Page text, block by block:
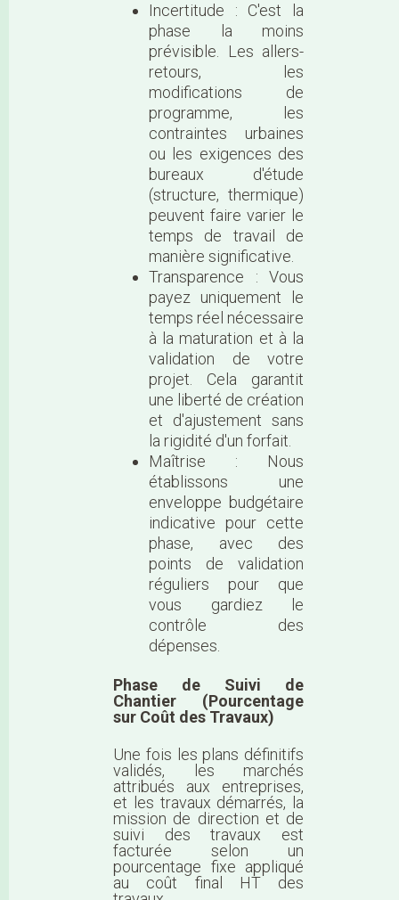
Incertitude : C'est la
phase la moins
prévisible. Les allers-
retours, les
modifications de
programme, les
contraintes urbaines
ou les exigences des
bureaux d'étude
(structure, thermique)
peuvent faire varier le
temps de travail de
manière significative.
Transparence : Vous
payez uniquement le
temps réel nécessaire
à la maturation et à la
validation de votre
projet. Cela garantit
une liberté de création
et d'ajustement sans
la rigidité d'un forfait.
Maîtrise : Nous
établissons une
enveloppe budgétaire
indicative pour cette
phase, avec des
points de validation
réguliers pour que
vous gardiez le
contrôle des
dépenses.
Phase de Suivi de
Chantier (Pourcentage
sur Coût des Travaux)
Une fois les plans définitifs
validés, les marchés
attribués aux entreprises,
et les travaux démarrés, la
mission de direction et de
suivi des travaux est
facturée selon un
pourcentage fixe appliqué
au coût final HT des